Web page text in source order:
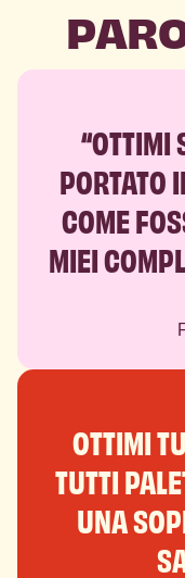
“OTTIMI
PORTATO
COME
MIEI
OTTIMI
TUTTI
UNA